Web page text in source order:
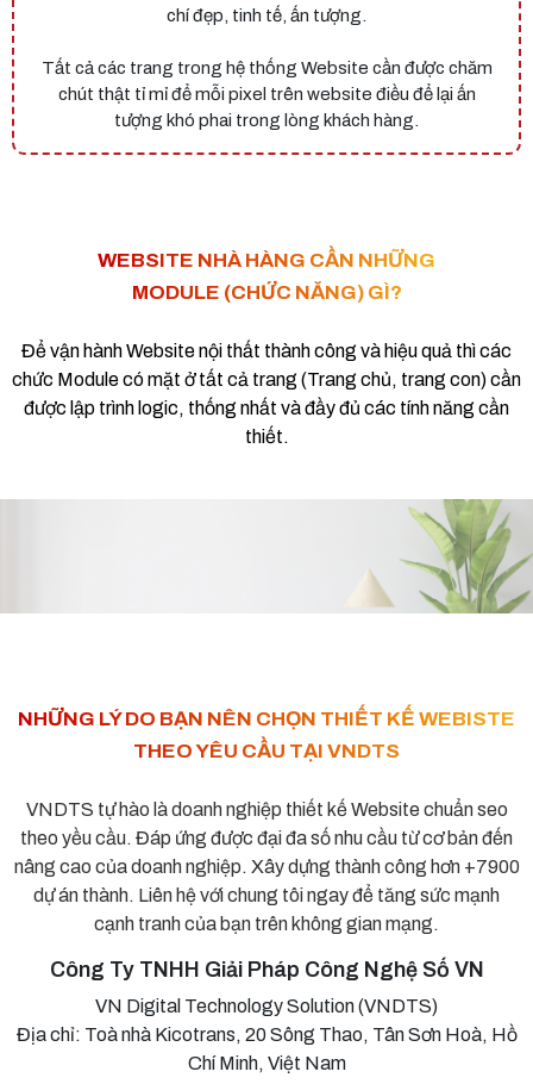
chí đẹp, tinh tế, ấn tượng.
Tất cả các trang trong hệ thống Website cần được chăm
chút thật tỉ mỉ để mỗi pixel trên website điều để lại ấn
tượng khó phai trong lòng khách hàng.
WEBSITE NHÀ HÀNG CẦN NHỮNG
MODULE (CHỨC NĂNG) GÌ?
Để vận hành Website nội thất thành công và hiệu quả thì các
chức Module có mặt ở tất cả trang (Trang chủ, trang con) cần
được lập trình logic, thống nhất và đầy đủ các tính năng cần
thiết.
NHỮNG LÝ DO BẠN NÊN CHỌN THIẾT KẾ WEBISTE
THEO YÊU CẦU TẠI VNDTS
VNDTS tự hào là doanh nghiệp thiết kế Website chuẩn seo
theo yều cầu. Đáp ứng được đại đa số nhu cầu từ cơ bản đến
nâng cao của doanh nghiệp. Xây dựng thành công hơn +7900
dự án thành. Liên hệ với chung tôi ngay để tăng sức mạnh
cạnh tranh của bạn trên không gian mạng.
Công Ty TNHH Giải Pháp Công Nghệ Số VN
VN Digital Technology Solution (VNDTS)
Địa chỉ: Toà nhà Kicotrans, 20 Sông Thao, Tân Sơn Hoà, Hồ
Chí Minh, Việt Nam